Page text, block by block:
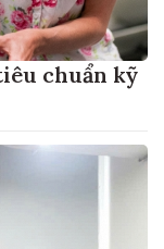
chuẩn kỹ